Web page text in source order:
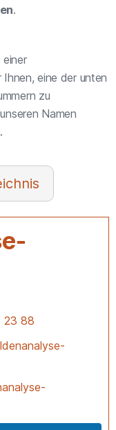
.
eine der unten
zu
Namen
23 88